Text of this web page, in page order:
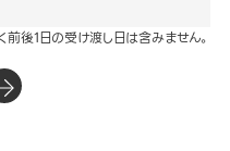
後1日の受け渡し日は含みません。